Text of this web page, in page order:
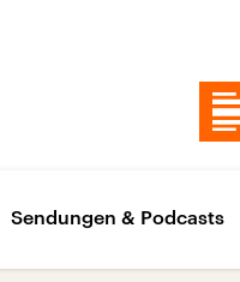
Sendungen & Podcasts